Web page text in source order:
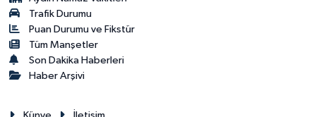
Trafik Durumu
Puan Durumu ve Fikstür
Tüm Manşetler
Son Dakika Haberleri
Haber Arşivi